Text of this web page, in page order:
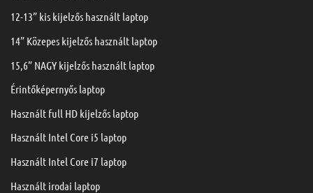
12-13” kis kijelzős használt laptop
14” Közepes kijelzős használt laptop
15,6” NAGY kijelzős használt laptop
Érintőképernyős laptop
Használt full HD kijelzős laptop
Használt Intel Core i5 laptop
Használt Intel Core i7 laptop
Használt irodai laptop